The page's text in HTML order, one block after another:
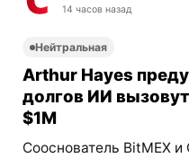
14 часов назад
Нейтральная
Arthur Hayes
долгов ИИ
$1M
Сооснователь BitMEX